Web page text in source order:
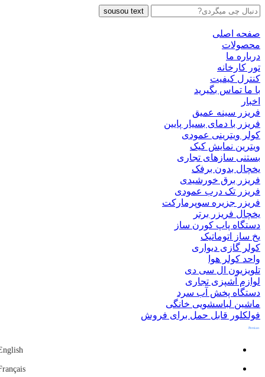
sousou text
صفحه اصلی
محصولات
درباره ما
تور کارخانه
کنترل کیفیت
با ما تماس بگیرید
اخبار
فریزر سینه عمیق
فریزر با دمای بسیار پایین
کولر ویترینی عمودی
ویترین نمایش کیک
بستنی سازهای تجاری
یخچال بدون برفک
فریزر برق خورشیدی
فریزر تک درب عمودی
فریزر جزیره سوپرمارکت
یخچال فریزر برتر
دستگاه پاپ کورن ساز
یخ ساز اتوماتیک
کولر گازی دیواری
واحد کولر هوا
تلویزیون ال سی دی
لوازم آشپزی تجاری
دستگاه پخش آب سرد
ماشین لباسشویی خانگی
فولکلور قابل حمل برای فروش
Persian
English
Français